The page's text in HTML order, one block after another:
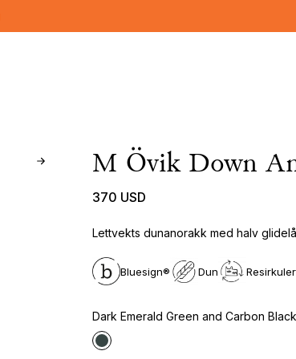
M Övik Down
370 USD
Lettvekts dunanorakk med halv
Bluesign® Dun
Dark Emerald Green and Carbon Black